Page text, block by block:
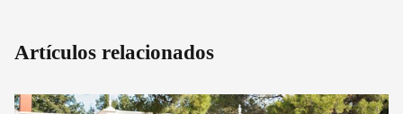
Artículos relacionados